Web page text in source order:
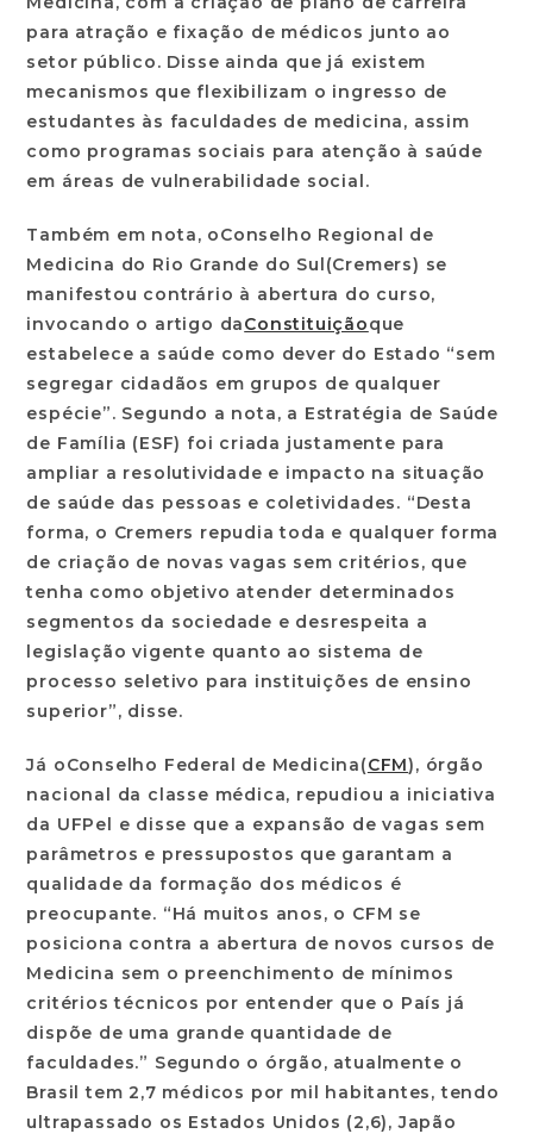
para atração e fixação de médicos junto ao
setor público. Disse ainda que já existem
mecanismos que flexibilizam o ingresso de
estudantes às faculdades de medicina, assim
como programas sociais para atenção à saúde
em áreas de vulnerabilidade social.
Também em nota, oConselho Regional de
Medicina do Rio Grande do Sul(Cremers) se
manifestou contrário à abertura do curso,
invocando o artigo daConstituiçãoque
estabelece a saúde como dever do Estado “sem
segregar cidadãos em grupos de qualquer
espécie”. Segundo a nota, a Estratégia de Saúde
de Família (ESF) foi criada justamente para
ampliar a resolutividade e impacto na situação
de saúde das pessoas e coletividades. “Desta
forma, o Cremers repudia toda e qualquer forma
de criação de novas vagas sem critérios, que
tenha como objetivo atender determinados
segmentos da sociedade e desrespeita a
legislação vigente quanto ao sistema de
processo seletivo para instituições de ensino
superior”, disse.
Já oConselho Federal de Medicina(CFM), órgão
nacional da classe médica, repudiou a iniciativa
da UFPel e disse que a expansão de vagas sem
parâmetros e pressupostos que garantam a
qualidade da formação dos médicos é
preocupante. “Há muitos anos, o CFM se
posiciona contra a abertura de novos cursos de
Medicina sem o preenchimento de mínimos
critérios técnicos por entender que o País já
dispõe de uma grande quantidade de
faculdades.” Segundo o órgão, atualmente o
Brasil tem 2,7 médicos por mil habitantes, tendo
ultrapassado os Estados Unidos (2,6), Japão